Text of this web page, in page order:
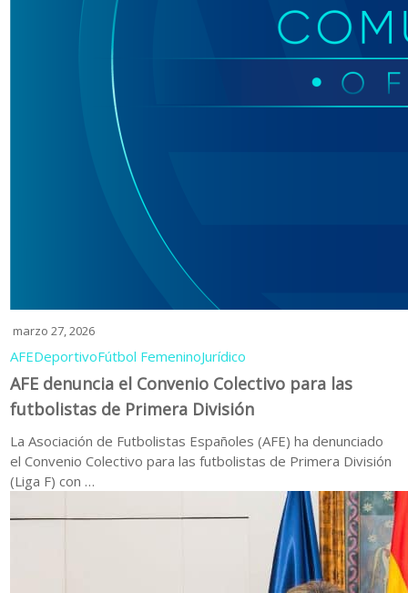
marzo 27, 2026
AFEDeportivoFútbol FemeninoJurídico
AFE denuncia el Convenio Colectivo para las
futbolistas de Primera División
La Asociación de Futbolistas Españoles (AFE) ha denunciado
el Convenio Colectivo para las futbolistas de Primera División
(Liga F) con …